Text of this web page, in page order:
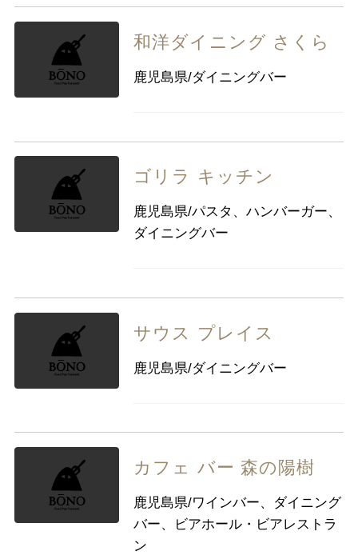
和洋ダイニング さくら
鹿児島県/ダイニングバー
ゴリラ キッチン
鹿児島県/パスタ、ハンバーガー、
ダイニングバー
サウス プレイス
鹿児島県/ダイニングバー
カフェ バー 森の陽樹
鹿児島県/ワインバー、ダイニング
バー、ビアホール・ビアレストラ
ン